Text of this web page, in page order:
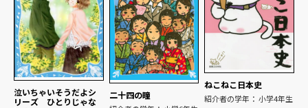
泣いちゃいそうだよシ
リーズ ひとりじゃな
二十四の瞳
ねこねこ日本史
紹介者の学年： 小学4年生